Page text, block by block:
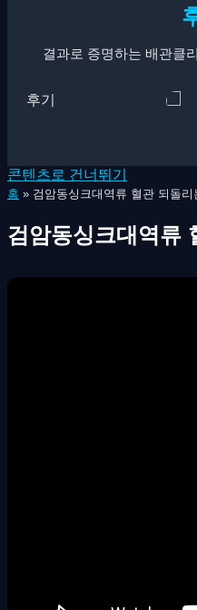
결과로 증명하는 배관클
콘텐츠로 건너뛰기
홈 » 검암동싱크대역류 혈관 되돌리
검암동싱크대역류